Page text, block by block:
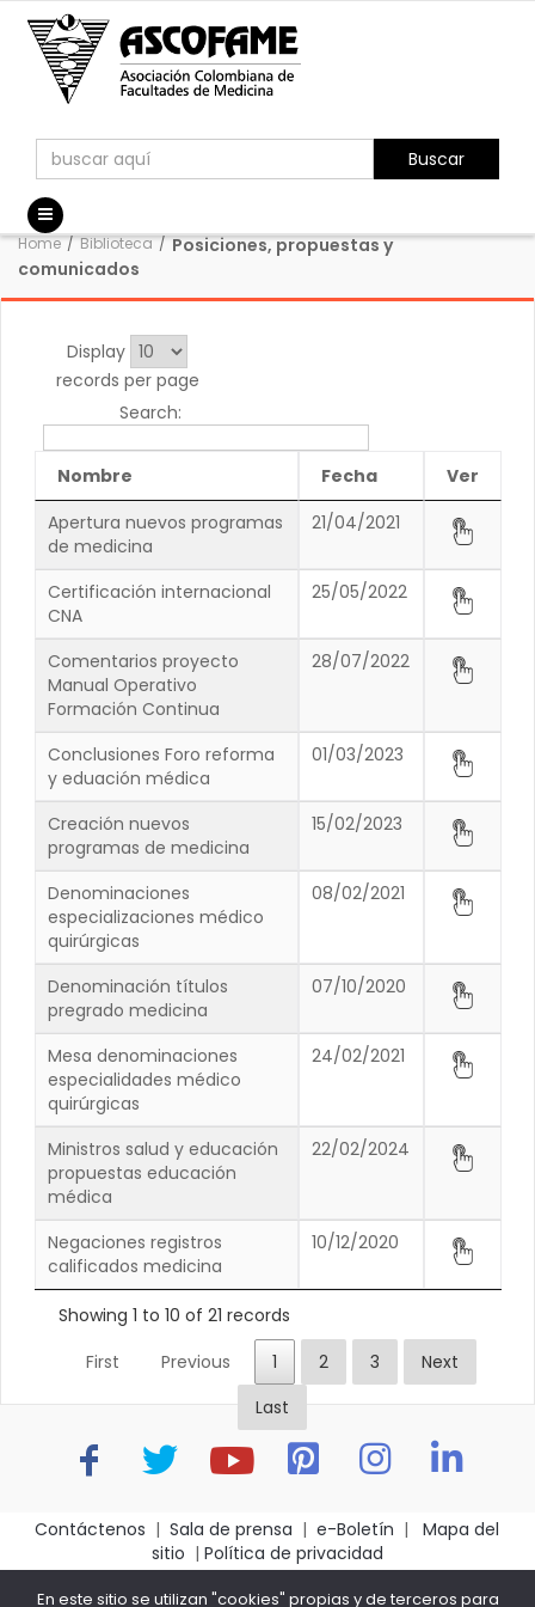
Buscar
Home / Biblioteca / Posiciones, propuestas y
comunicados
Display
records per page
Search:
Nombre Fecha
Ver
Apertura nuevos programas
de medicina
21/04/2021
Certificación internacional
CNA
25/05/2022
Comentarios proyecto
Manual Operativo
Formación Continua
28/07/2022
Conclusiones Foro reforma
y eduación médica
01/03/2023
Creación nuevos
programas de medicina
15/02/2023
Denominaciones
especializaciones médico
quirúrgicas
08/02/2021
Denominación títulos
pregrado medicina
07/10/2020
Mesa denominaciones
especialidades médico
quirúrgicas
24/02/2021
Ministros salud y educación
propuestas educación
médica
22/02/2024
Negaciones registros
calificados medicina
10/12/2020
Showing 1 to 10 of 21 records
First
Previous 1 2 3
Next
Last
Contáctenos | Sala de prensa | e-Boletín |
Mapa del
sitio | Política de privacidad
En este sitio se utilizan "cookies" propias y de terceros para